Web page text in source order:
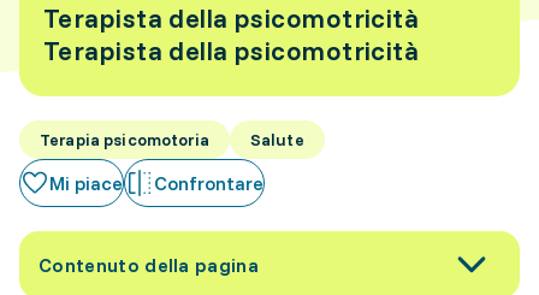
Terapista della psicomotricità
Terapista della psicomotricità
Terapia psicomotoria Salute
Mi piace Confrontare
Contenuto della pagina